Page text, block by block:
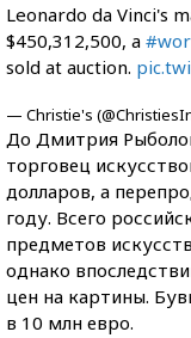
Leonardo da Vinci's
$450,312,500, a
sold at auction.
— Christie's
До Дмитрия
торговец
долларов, а
году. Всего
предметов
однако
цен на картины.
в 10 млн евро.